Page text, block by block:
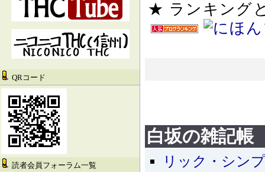
QRコード
読者会員フォーラム一覧
★ ランキン
白坂の雑記帳
リック・シン